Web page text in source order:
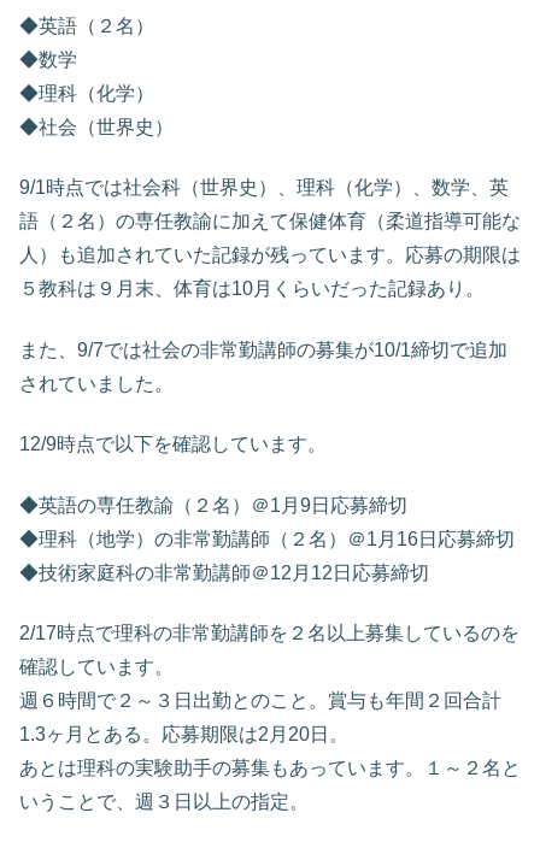
◆英語（２名）
◆数学
◆理科（化学）
◆社会（世界史）
9/1時点では社会科（世界史）、理科（化学）、数学、英
語（２名）の専任教諭に加えて保健体育（柔道指導可能な
人）も追加されていた記録が残っています。応募の期限は
５教科は９月末、体育は10月くらいだった記録あり。
また、9/7では社会の非常勤講師の募集が10/1締切で追加
されていました。
12/9時点で以下を確認しています。
◆英語の専任教諭（２名）＠1月9日応募締切
◆理科（地学）の非常勤講師（２名）＠1月16日応募締切
◆技術家庭科の非常勤講師＠12月12日応募締切
2/17時点で理科の非常勤講師を２名以上募集しているのを
確認しています。
週６時間で２～３日出勤とのこと。賞与も年間２回合計
1.3ヶ月とある。応募期限は2月20日。
あとは理科の実験助手の募集もあっています。１～２名と
いうことで、週３日以上の指定。